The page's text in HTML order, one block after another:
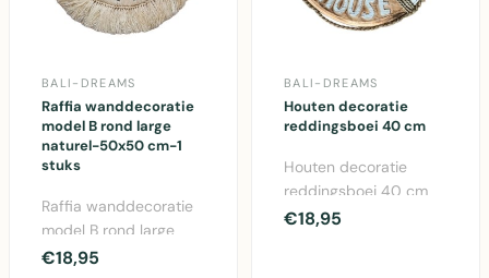
BALI-DREAMS
Raffia wanddecoratie
model B rond large
naturel-50x50 cm-1
stuks
Raffia wanddecoratie
model B rond large
naturel 50x50 cm -
€18,95
BALI-DREAMS
Houten decoratie
reddingsboei 40 cm
Houten decoratie
reddingsboei 40 cm
met touw in wit en
€18,95